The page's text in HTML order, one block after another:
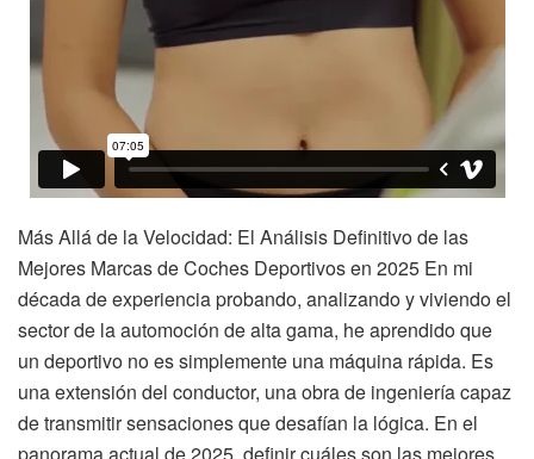
Más Allá de la Velocidad: El Análisis Definitivo de las
Mejores Marcas de Coches Deportivos en 2025 En mi
década de experiencia probando, analizando y viviendo el
sector de la automoción de alta gama, he aprendido que
un deportivo no es simplemente una máquina rápida. Es
una extensión del conductor, una obra de ingeniería capaz
de transmitir sensaciones que desafían la lógica. En el